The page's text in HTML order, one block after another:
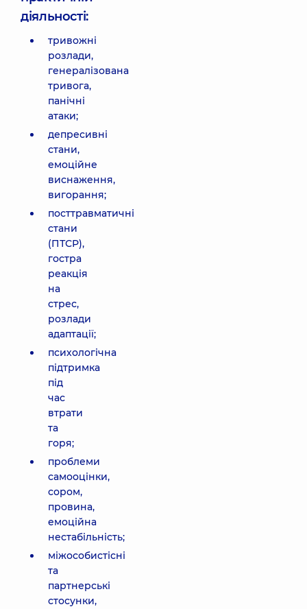
діяльності:
тривожні
розлади,
генералізована
тривога,
панічні
атаки;
депресивні
стани,
емоційне
виснаження,
вигорання;
посттравматичні
стани
(ПТСР),
гостра
реакція
на
стрес,
розлади
адаптації;
психологічна
підтримка
під
час
втрати
та
горя;
проблеми
самооцінки,
сором,
провина,
емоційна
нестабільність;
міжособистісні
та
партнерські
стосунки,